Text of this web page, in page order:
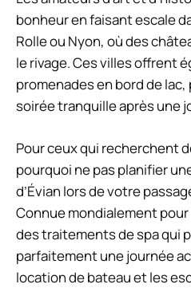
bonheur en faisant escale
Rolle ou Nyon, où des
le rivage. Ces villes offrent
promenades en bord de
soirée tranquille après une
Pour ceux qui recherchent
pourquoi ne pas planifier
d’Évian lors de votre
Connue mondialement
des traitements de spa qui
parfaitement une journée
location de bateau et les